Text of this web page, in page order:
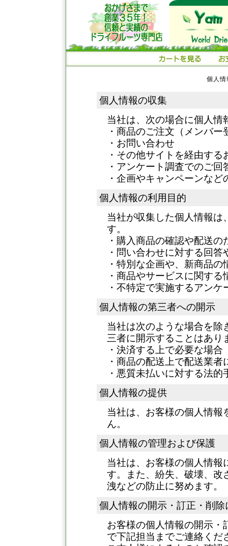
個人情
個人情報の収集
当社は、次の場合に個人情
・商品のご注文（メンバ
・お問い合わせ
・その他サイトを経由す
・アンケート調査でのご回
・企画やキャンペーンなど
個人情報の利用目的
当社が収集した個人情報は
す。
・購入商品の確認や配送の
・問い合わせに対する回
・特別な企画や、新商品
・商品やサービスに関す
・不特定で実施するアン
個人情報の第三者への開示
当社は次のような場合を除
三者に開示することはあり
・決済する上で必要な場合
・商品の配送上で配送業者
・悪質未払いに対する法的
個人情報の提供
当社は、お客様の個人情報
ん。
個人情報の管理および保護
当社は、お客様の個人情報
す。また、紛失、破壊、改
洩などの防止に努めます。
個人情報の開示・訂正・削
お客様の個人情報の開示・
で下記担当までご連絡くだ